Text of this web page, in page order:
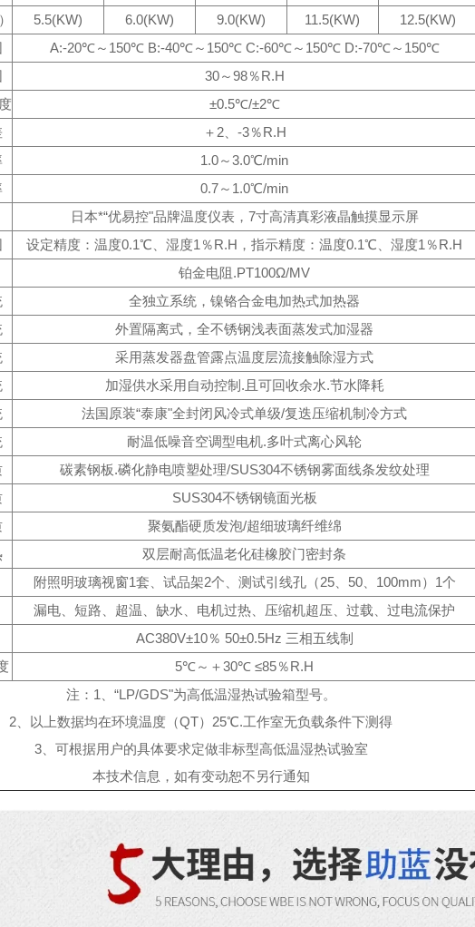
5.5(KW) 6.0(KW) 9.0(KW) 11.5(KW) 12.5(KW)
A:-20℃～150℃ B:-40℃～150℃ C:-60℃～150℃ D:-70℃～150℃
30～98％R.H
±0.5℃/±2℃
＋2、-3％R.H
1.0～3.0℃/min
0.7～1.0℃/min
日本*“优易控"品牌温度仪表，7寸高清真彩液晶触摸显示屏
设定精度：温度0.1℃、湿度1％R.H，指示精度：温度0.1℃、湿度1％R.H
铂金电阻.PT100Ω/MV
全独立系统，镍铬合金电加热式加热器
外置隔离式，全不锈钢浅表面蒸发式加湿器
采用蒸发器盘管露点温度层流接触除湿方式
加湿供水采用自动控制.且可回收余水.节水降耗
法国原装“泰康"全封闭风冷式单级/复迭压缩机制冷方式
耐温低噪音空调型电机.多叶式离心风轮
碳素钢板.磷化静电喷塑处理/SUS304不锈钢雾面线条发纹处理
SUS304不锈钢镜面光板
聚氨酯硬质发泡/超细玻璃纤维绵
双层耐高低温老化硅橡胶门密封条
附照明玻璃视窗1套、试品架2个、测试引线孔（25、50、100mm）1个
漏电、短路、超温、缺水、电机过热、压缩机超压、过载、过电流保护
AC380V±10％ 50±0.5Hz 三相五线制
5℃～＋30℃ ≤85％R.H
注：1、“LP/GDS"为高低温湿热试验箱型号。
2、以上数据均在环境温度（QT）25℃.工作室无负载条件下测得
3、可根据用户的具体要求定做非标型高低温湿热试验室
本技术信息，如有变动恕不另行通知